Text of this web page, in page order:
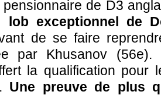
pensionnaire de D3
lob exceptionnel de
de se faire
par Khusanov (56e).
la qualification pour
Une preuve de plus